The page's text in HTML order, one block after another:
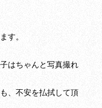
す。
はちゃんと写真撮れ
、不安を払拭して頂